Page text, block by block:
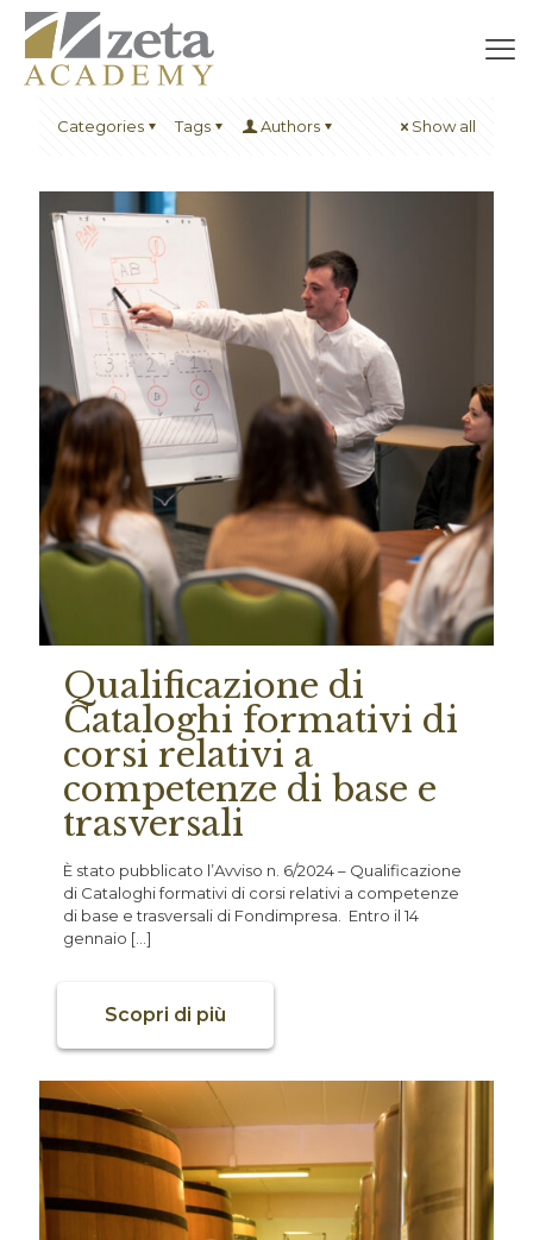
Categories Tags Authors Show all
Qualificazione di
Cataloghi formativi di
corsi relativi a
competenze di base e
trasversali
È stato pubblicato l’Avviso n. 6/2024 – Qualificazione
di Cataloghi formativi di corsi relativi a competenze
di base e trasversali di Fondimpresa. Entro il 14
gennaio […]
Scopri di più